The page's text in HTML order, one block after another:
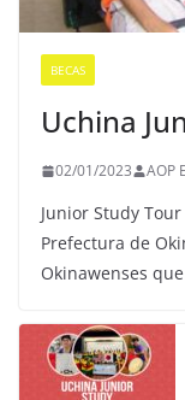
BECAS
Uchina
02/01/2023 AOP
Junior Study
Prefectura de
Okinawenses